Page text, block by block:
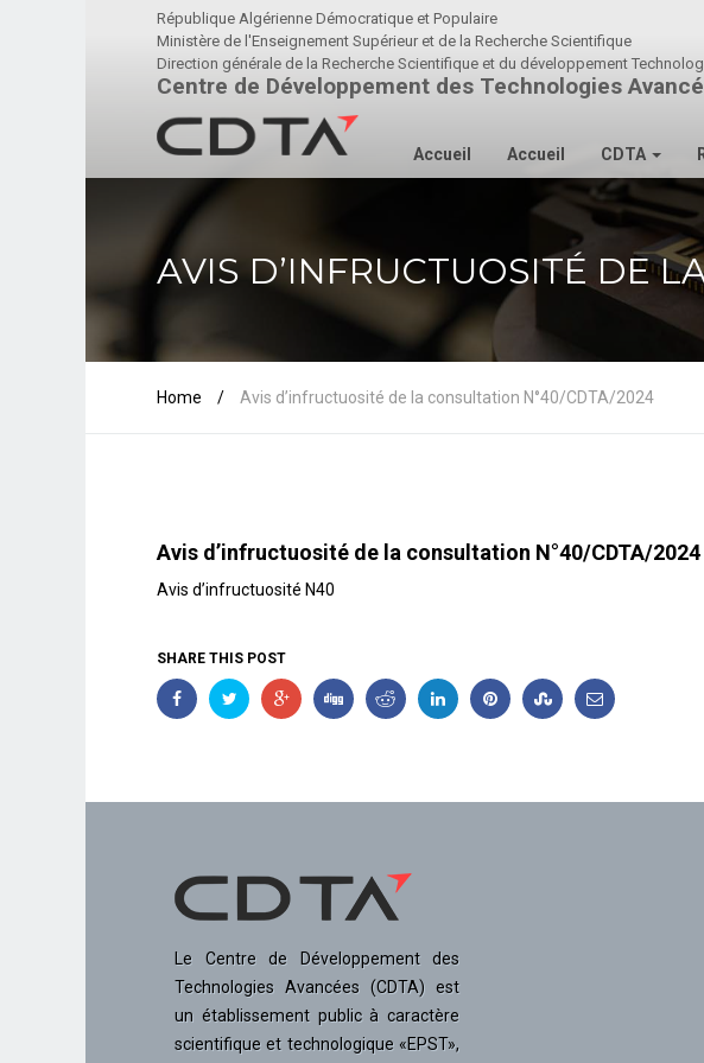
République Algérienne Démocratique et Populaire
Ministère de l'Enseignement Supérieur et de la Recherche Scientifique
Direction générale de la Recherche Scientifique et du développement
Centre de Développement des Technologies
Accueil Accueil CDTA
AVIS D’INFRUCTUOSITÉ DE
Home / Avis d’infructuosité de la consultation N°40/CDTA/2024
Avis d’infructuosité de la consultation N°40/CDTA/2024
Avis d’infructuosité N40
SHARE THIS POST
Le Centre de Développement des
Technologies Avancées (CDTA) est
un établissement public à caractère
scientifique et technologique «EPST»,